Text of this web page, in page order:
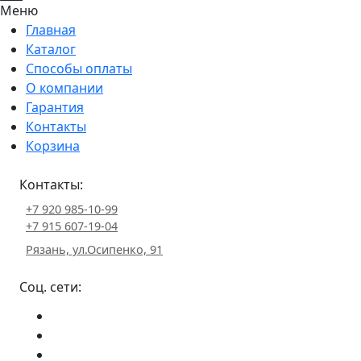
Меню
Главная
Каталог
Способы оплаты
О компании
Гарантия
Контакты
Корзина
Контакты:
+7 920 985-10-99
+7 915 607-19-04
Рязань, ул.Осипенко, 91
Соц. сети: